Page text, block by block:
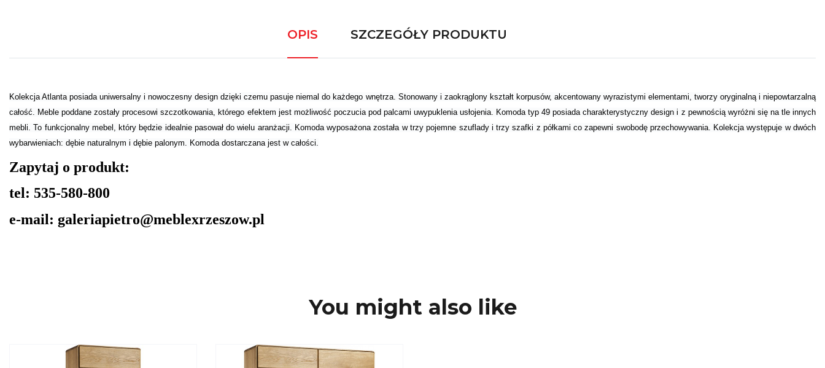
OPIS SZCZEGÓŁY PRODUKTU
Kolekcja Atlanta posiada uniwersalny i nowoczesny design dzięki czemu pasuje niemal do każdego wnętrza. Stonowany i zaokrąglony kształt korpusów, akcentowany wyrazistymi elementami, tworzy oryginalną i niepowtarzalną
całość. Meble poddane zostały procesowi szczotkowania, którego efektem jest możliwość poczucia pod palcami uwypuklenia usłojenia. Komoda typ 49 posiada charakterystyczny design i z pewnością wyróżni się na tle innych
mebli. To funkcjonalny mebel, który będzie idealnie pasował do wielu aranżacji. Komoda wyposażona została w trzy pojemne szuflady i trzy szafki z półkami co zapewni swobodę przechowywania. Kolekcja występuje w dwóch
wybarwieniach: dębie naturalnym i dębie palonym. Komoda dostarczana jest w całości.
Zapytaj o produkt:
tel: 535-580-800
e-mail: galeriapietro@meblexrzeszow.pl
You might also like